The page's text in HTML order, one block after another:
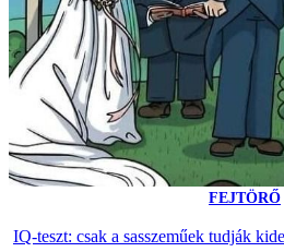
FEJTÖRŐ
IQ-teszt: csak a sasszeműek tudják